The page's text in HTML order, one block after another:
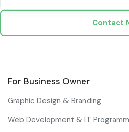
Contact
For Business Owner
Graphic Design & Branding
Web Development & IT